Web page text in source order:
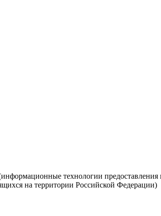
технологии предоставления
на территории Российской Федерации)